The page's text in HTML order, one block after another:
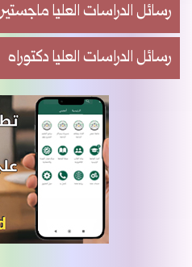
رسائل الدراسات العليا ماجستير
رسائل الدراسات العليا دكتوراه